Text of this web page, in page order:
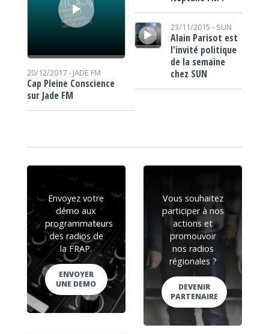
20/12/2017 - JADE FM
Cap Pleine Conscience
sur Jade FM
Lecteur audio
23/11/2015 - SUN
Alain Parisot est
l'invité politique
de la semaine
chez SUN
Envoyez votre
démo aux
programmateurs
des radios de
la FRAP.
ENVOYER
UNE DEMO
Vous souhaitez
participer à nos
actions et
promouvoir
nos radios
régionales ?
DEVENIR
PARTENAIRE